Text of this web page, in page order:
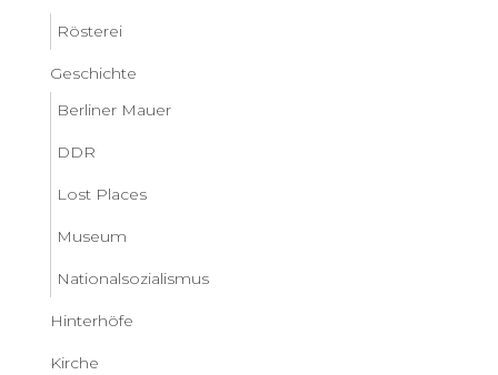
Rösterei
Geschichte
Berliner Mauer
DDR
Lost Places
Museum
Nationalsozialismus
Hinterhöfe
Kirche